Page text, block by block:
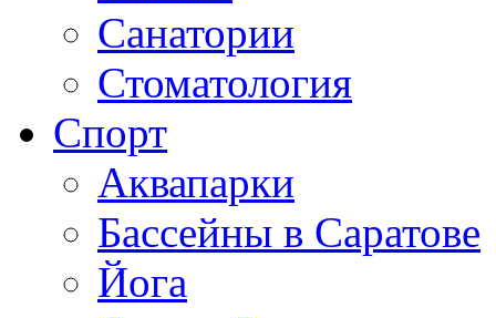
Санатории
Стоматология
Спорт
Аквапарки
Бассейны в Саратове
Йога